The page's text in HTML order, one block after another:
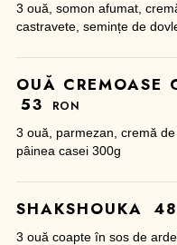
3 ouă, somon afumat,
castravete, semințe de
OUĂ CREMOASE
53
RON
3 ouă, parmezan, cremă
pâinea casei 300g
SHAKSHOUKA 48
3 ouă coapte în sos de